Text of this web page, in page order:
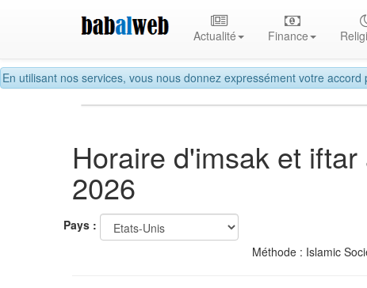
En utilisant nos services, vous nous donnez expressément votre accord
Actualité Finance
Horaire d'imsak et
2026
Pays :
Méthode : Islamic